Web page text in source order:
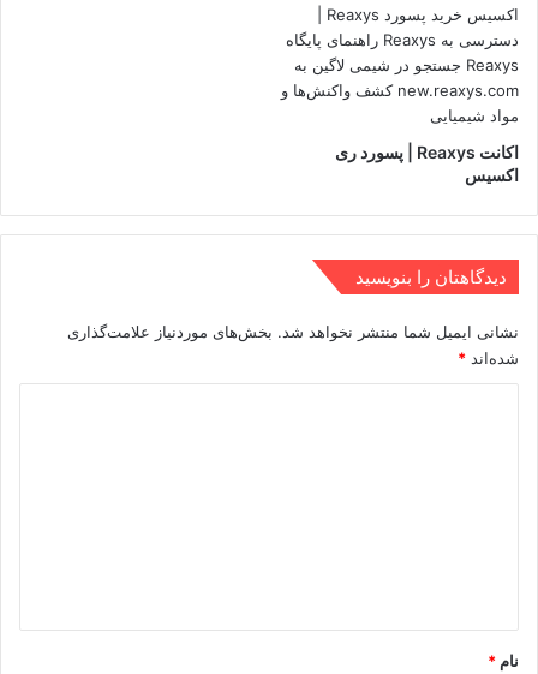
اکانت Reaxys | پسورد ری
اکسیس
دیدگاهتان را بنویسید
نشانی ایمیل شما منتشر نخواهد شد. بخش‌های موردنیاز علامت‌گذاری
شده‌اند *
نام *